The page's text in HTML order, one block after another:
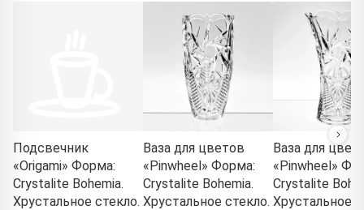
Подсвечник
«Origami» Форма:
Crystalite Bohemia.
Хрустальное стекло.
Ваза для цветов
«Pinwheel» Форма:
Crystalite Bohemia.
Хрустальное стекло.
Ваза для
«Pinwheel»
Crystalite
Хрустальное